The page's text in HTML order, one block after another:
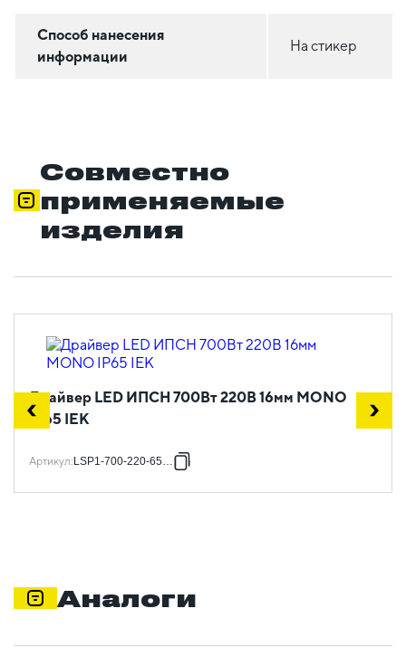
Способ нанесения
информации
На стикер
Совместно
применяемые
изделия
Драйвер LED ИПСН 700Вт 220В 16мм MONO
IP65 IEK
Артикул:LSP1-700-220-65-16
Аналоги